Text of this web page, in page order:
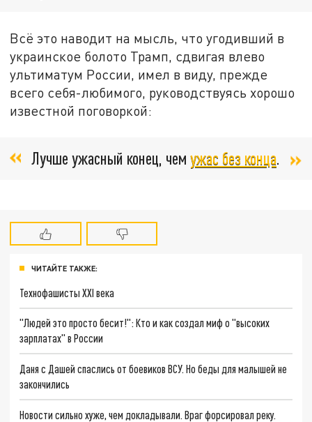
Всё это наводит на мысль, что угодивший в
украинское болото Трамп, сдвигая влево
ультиматум России, имел в виду, прежде
всего себя-любимого, руководствуясь хорошо
известной поговоркой:
Лучше ужасный конец, чем ужас без конца.
ЧИТАЙТЕ ТАКЖЕ:
Технофашисты XXI века
"Людей это просто бесит!": Кто и как создал миф о "высоких
зарплатах" в России
Даня с Дашей спаслись от боевиков ВСУ. Но беды для малышей не
закончились
Новости сильно хуже, чем докладывали. Враг форсировал реку.